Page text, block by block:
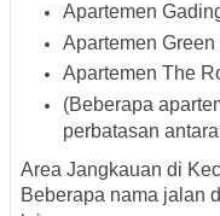
Apartemen
Apartemen
Apartemen The
(Beberapa
perbatasan
Area Jangkauan di
Beberapa nama jalan